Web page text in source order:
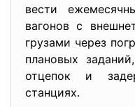
вести
вагонов с
грузами через
плановых
отцепок и
станциях.